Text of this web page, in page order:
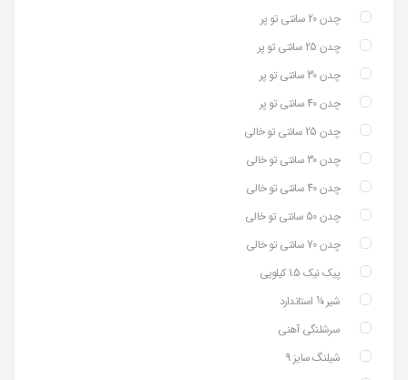
چدن 20 سانتی تو پر
چدن 25 سانتی تو پر
چدن 30 سانتی تو پر
چدن 40 سانتی تو پر
چدن 25 سانتی تو خالی
چدن 30 سانتی تو خالی
چدن 40 سانتی تو خالی
چدن 50 سانتی تو خالی
چدن 70 سانتی تو خالی
پیک نیک 1.5 کیلویی
شیر ¼ استاندارد
سرشلنگی آهنی
شیلنگ سایز 9